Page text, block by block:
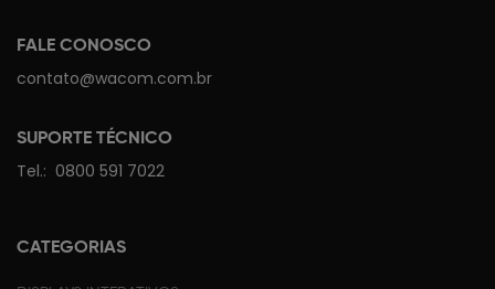
FALE CONOSCO
contato@wacom.com.br
SUPORTE TÉCNICO
Tel.: 0800 591 7022
CATEGORIAS